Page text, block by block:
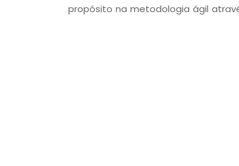
propósito na metodologia ágil